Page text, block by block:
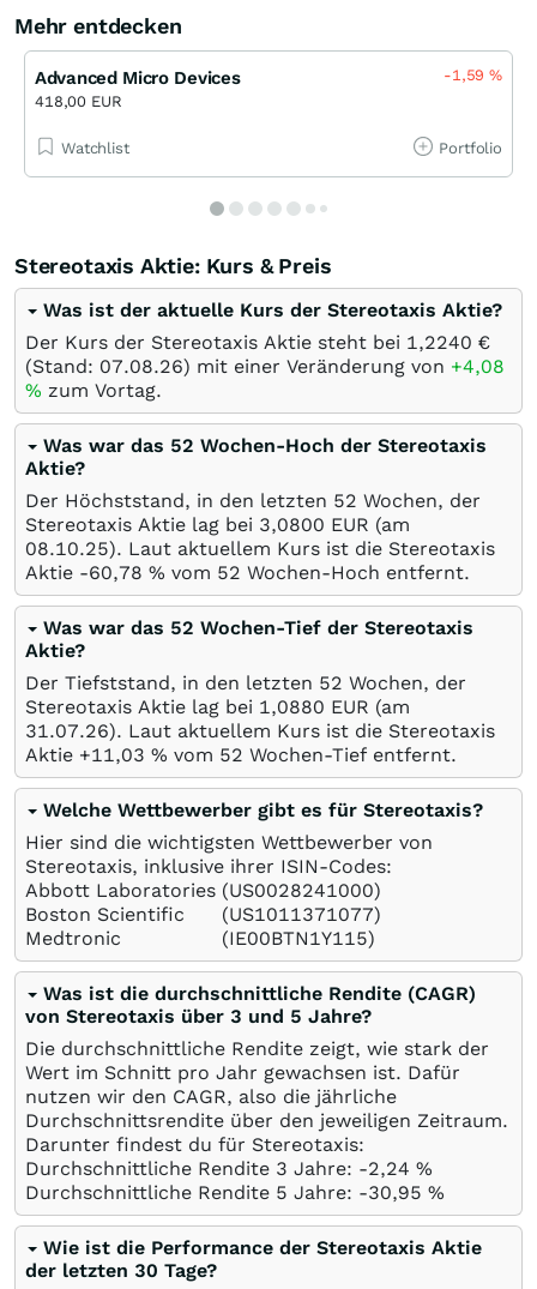
Mehr entdecken
Advanced Micro Devices
418,00 EUR
-1,59%
Watchlist Portfolio
Stereotaxis Aktie: Kurs & Preis
Was ist der aktuelle Kurs der Stereotaxis Aktie?
Der Kurs der Stereotaxis Aktie steht bei 1,2240 €
(Stand: 07.08.26) mit einer Veränderung von +4,08
% zum Vortag.
Was war das 52 Wochen-Hoch der Stereotaxis
Aktie?
Der Höchststand, in den letzten 52 Wochen, der
Stereotaxis Aktie lag bei 3,0800 EUR (am
08.10.25). Laut aktuellem Kurs ist die Stereotaxis
Aktie -60,78 % vom 52 Wochen-Hoch entfernt.
Was war das 52 Wochen-Tief der Stereotaxis
Aktie?
Der Tiefststand, in den letzten 52 Wochen, der
Stereotaxis Aktie lag bei 1,0880 EUR (am
31.07.26). Laut aktuellem Kurs ist die Stereotaxis
Aktie +11,03 % vom 52 Wochen-Tief entfernt.
Welche Wettbewerber gibt es für Stereotaxis?
Hier sind die wichtigsten Wettbewerber von
Stereotaxis, inklusive ihrer ISIN-Codes:
Abbott Laboratories (US0028241000)
Boston Scientific
(US1011371077)
Medtronic
(IE00BTN1Y115)
Was ist die durchschnittliche Rendite (CAGR)
von Stereotaxis über 3 und 5 Jahre?
Die durchschnittliche Rendite zeigt, wie stark der
Wert im Schnitt pro Jahr gewachsen ist. Dafür
nutzen wir den CAGR, also die jährliche
Durchschnittsrendite über den jeweiligen Zeitraum.
Darunter findest du für Stereotaxis:
Durchschnittliche Rendite 3 Jahre: -2,24 %
Durchschnittliche Rendite 5 Jahre: -30,95 %
Wie ist die Performance der Stereotaxis Aktie
der letzten 30 Tage?